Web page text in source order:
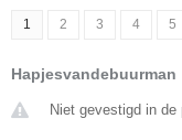
1 2 3 4 5
Hapjesvandebuurman
Niet gevestigd in